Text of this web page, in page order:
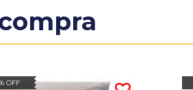
OFF